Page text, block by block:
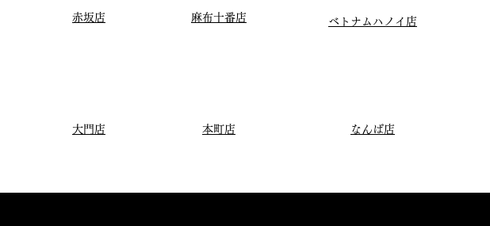
赤坂店 麻布十番店 ベトナムハノイ店
大門店 本町店 なんば店